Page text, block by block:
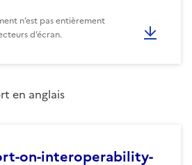
n’est pas entièrement
d’écran.
en anglais
on-interoperability-